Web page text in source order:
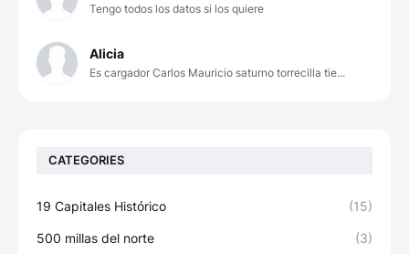
Tengo todos los datos si los quiere
Alicia
Es cargador Carlos Mauricio saturno torrecilla tie...
CATEGORIES
19 Capitales Histórico (15)
500 millas del norte (3)